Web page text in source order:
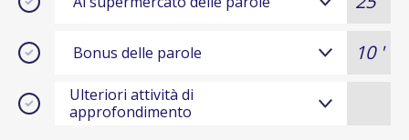
Bonus delle parole
Ulteriori attività di
approfondimento